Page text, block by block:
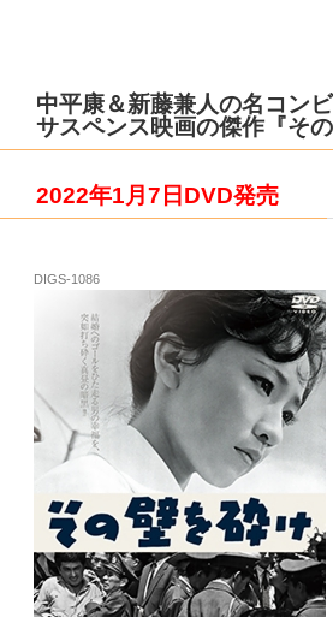
中平康＆新藤兼人の名コン
サスペンス映画の傑作『そ
2022年1月7日DVD発売
DIGS-1086